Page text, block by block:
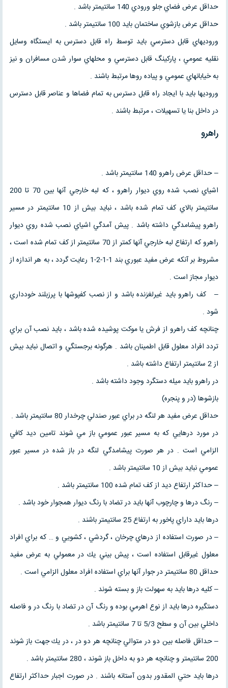
حداقل عرض فضاي جلو ورودي 140 سانتيمتر باشد .
حداقل عرض بازشوي ساختمان بايد 100 سانتيمتر باشد .
وروديهاي قابل دسترسي بايد توسط راه قابل دسترس به ايستگاه وسايل
نقليه عمومي ، پاركينگ قابل دسترسي و محلهاي سوار شدن مسافران و نيز
به خيابانهاي عمومي و پياده روها مرتبط باشند .
وروديها بايد با ايجاد راه قابل دسترس به تمام فضاها و عناصر قابل دسترس
در داخل بنا يا تسهيلات ، مرتبط باشند .
راهرو
– حداقل عرض راهرو 140 سانتيمتر باشد .
اشياي نصب شده روي ديوار راهرو ، كه لبه خارجي آنها بين 70 تا 200
سانتيمتر بالاي كف تمام شده باشد ، نبايد بيش از 10 سانتيمتر در مسير
راهرو پيشامدگي داشته باشد . پيش آمدگي اشياي نصب شده روي ديوار
راهرو كه ارتفاع لبه خارجي آنها كمتر از 70 سانتيمتر از كف تمام شده است ،
مشروط بر آنكه عرض مفيد عبوري بند 1-1-2-1 رعايت گردد ، به هر اندازه از
ديوار مجاز است .
– كف راهرو بايد غيرلغزنده باشد و از نصب كفپوشها با پرزبلند خودداري
شود .
چنانچه كف راهرو از فرش يا موكت پوشيده شده باشد ، بايد نصب آن براي
تردد افراد معلول قابل اطمينان باشد . هرگونه برجستگي و اتصال نبايد بيش
از 2 سانتيمتر ارتفاع داشته باشد .
در راهرو بايد ميله دستگرد وجود داشته باشد .
بازشوها (در و پنجره)
حداقل عرض مفيد هر لنگه در براي عبور صندلي چرخدار 80 سانتيمتر باشد .
در مورد درهايي كه به مسير عبور عمومي باز مي شوند تامين ديد كافي
الزامي است . در هر صورت پيشامدگي لنگه در باز شده در مسير عبور
عمومي نبايد بيش از 10 سانتيمتر باشد .
– حداكثر ارتفاع ديد از كف تمام شده 100 سانتيمتر باشد .
– رنگ درها و چارچوب آنها بايد در تضاد با رنگ ديوار همجوار خود باشد .
درها بايد داراي پاخور به ارتفاع 25 سانتيمتر باشند .
– در صورت استفاده از درهاي چرخان ، گردشي ، كشويي و … كه براي افراد
معلول غيرقابل استفاده است ، پيش بيني يك در معمولي به عرض مفيد
حداقل 80 سانتيمتر در جوار آنها براي استفاده افراد معلول الزامي است .
– كليه درها بايد به سهولت باز و بسته شوند .
دستگيره درها بايد از نوع اهرمي بوده و رنگ آن در تضاد با رنگ در و فاصله
داخلي بين آن و سطح 5/3 تا 7 سانتيمتر باشد .
– حداقل فاصله بين دو در متوالي چنانچه هر دو در ، در يك جهت باز شوند
200 سانتيمتر و چنانچه هر دو به داخل باز شوند ، 280 سانتيمتر باشد .
درها بايد حتي المقدور بدون آستانه باشند . در صورت اجبار حداكثر ارتفاع